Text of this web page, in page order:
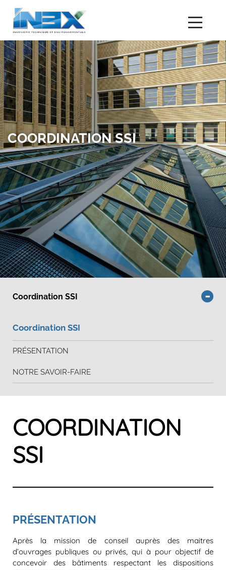
COORDINATION SSI
Coordination SSI
Coordination SSI
PRÉSENTATION
NOTRE SAVOIR-FAIRE
COORDINATION
SSI
PRÉSENTATION
Après la mission de conseil auprès des maitres
d’ouvrages publiques ou privés, qui à pour objectif de
concevoir des bâtiments respectant les dispositions